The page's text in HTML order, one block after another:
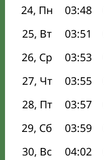
24, Пн
03:48
25, Вт
03:51
26, Ср
03:53
27, Чт
03:55
28, Пт
03:57
29, Сб
03:59
30, Вс
04:02